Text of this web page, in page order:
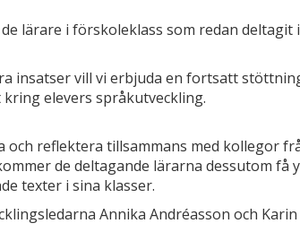
lärare i förskoleklass som redan
insatser vill vi erbjuda en fortsatt
elevers språkutveckling.
och reflektera tillsammans med kollegor
de deltagande lärarna dessutom
texter i sina klasser.
Annika Andréasson och Karin